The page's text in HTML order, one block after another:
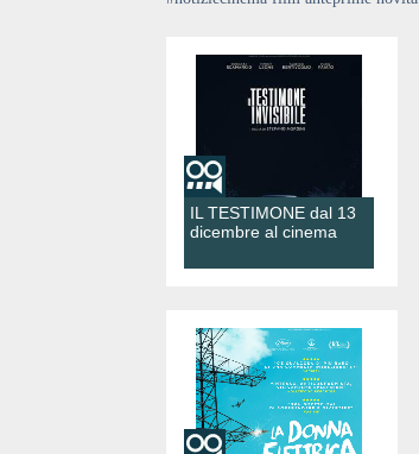
IL TESTIMONE dal 13
dicembre al cinema